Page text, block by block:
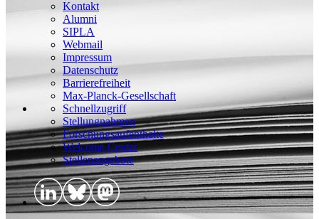
Kontakt
Alumni
SIPLA
Webmail
Impressum
Datenschutz
Barrierefreiheit
Max-Planck-Gesellschaft
Schnellzugriff
Stellungnahmen
Forschungsaufenthalte
Welcome Center
Stellenangebote